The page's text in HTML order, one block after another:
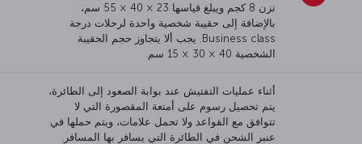
تزن 8 كجم ويبلغ قياسها 23 × 40 × 55 سم،
بالإضافة إلى حقيبة شخصية واحدة لرحلات درجة
Business class. يجب ألا يتجاوز حجم الحقيبة
الشخصية 40 × 30 × 15 سم.
أثناء عمليات التفتيش عند بوابة الصعود إلى الطائرة،
يتم تحصيل رسوم على أمتعة المقصورة التي لا
تتوافق مع القواعد ولا تحمل علامات، ويتم حملها في
عنبر الشحن في الطائرة التي يسافر بها المسافر.